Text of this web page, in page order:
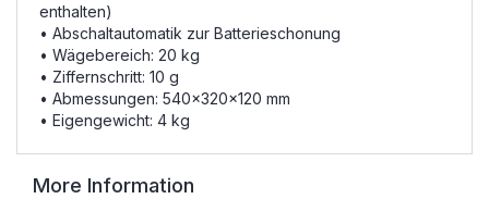
enthalten)
• Abschaltautomatik zur Batterieschonung
• Wägebereich: 20 kg
• Ziffernschritt: 10 g
• Abmessungen: 540x320x120 mm
• Eigengewicht: 4 kg
More Information